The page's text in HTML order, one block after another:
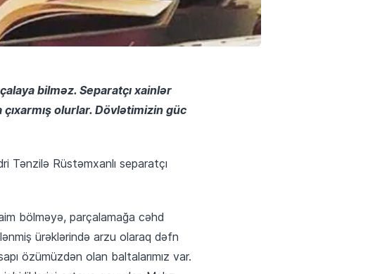
bilməz. Separatçı xainlər
olurlar. Dövlətimizin güc
Tənzilə Rüstəmxanlı separatçı
bölməyə, parçalamağa cəhd
ürəklərində arzu olaraq dəfn
özümüzdən olan baltalarımız var.